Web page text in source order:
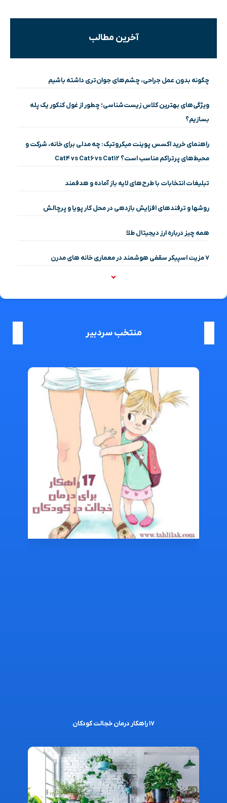
آخرین مطالب
چگونه بدون عمل جراحی، چشم‌های جوان‌تری داشته باشیم
ویژگی‌های بهترین کلاس زیست‌شناسی؛ چطور از غول کنکور یک پله
بسازیم؟
راهنمای خرید اکسس پوینت میکروتیک: چه مدلی برای خانه، شرکت و
محیط‌های پرتراکم مناسب است؟ Cat4 vs Cat6 vs Cat12
تبلیغات انتخابات با طرح‌های لایه باز آماده و هدفمند
روشها و ترفندهای افزایش بازدهی در محل کار پویا و پرچالش
همه چیز درباره ارز دیجیتال طلا
۷ مزیت اسپیکر سقفی هوشمند در معماری خانه‌ های مدرن
منتخب سردبیر
۱۷ راهکار درمان خجالت کودکان